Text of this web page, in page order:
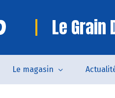
Le Grain
Le magasin